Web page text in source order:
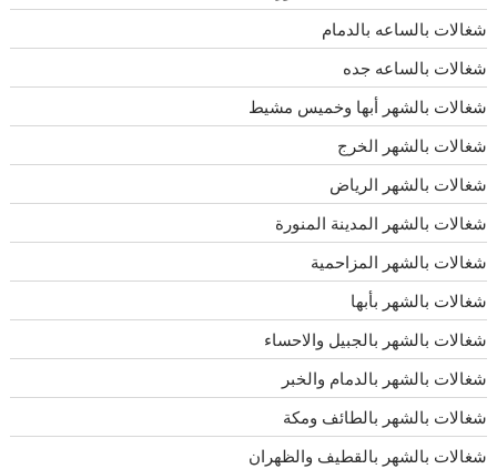
شغالات بالساعه بالدمام
شغالات بالساعه جده
شغالات بالشهر أبها وخميس مشيط
شغالات بالشهر الخرج
شغالات بالشهر الرياض
شغالات بالشهر المدينة المنورة
شغالات بالشهر المزاحمية
شغالات بالشهر بأبها
شغالات بالشهر بالجبيل والاحساء
شغالات بالشهر بالدمام والخبر
شغالات بالشهر بالطائف ومكة
شغالات بالشهر بالقطيف والظهران